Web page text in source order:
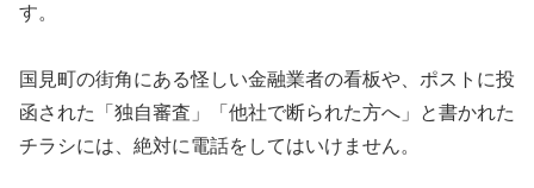
す。
国見町の街角にある怪しい金融業者の看板や、ポストに投
函された「独自審査」「他社で断られた方へ」と書かれた
チラシには、絶対に電話をしてはいけません。